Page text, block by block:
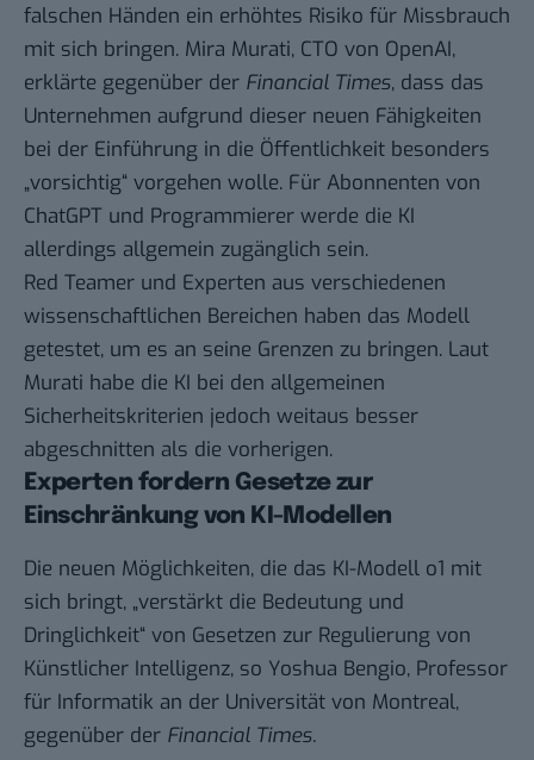
falschen Händen ein erhöhtes Risiko für Missbrauch
mit sich bringen. Mira Murati, CTO von OpenAI,
erklärte gegenüber der Financial Times, dass das
Unternehmen aufgrund dieser neuen Fähigkeiten
bei der Einführung in die Öffentlichkeit besonders
„vorsichtig“ vorgehen wolle. Für Abonnenten von
ChatGPT und Programmierer werde die KI
allerdings allgemein zugänglich sein.
Red Teamer und Experten aus verschiedenen
wissenschaftlichen Bereichen haben das Modell
getestet, um es an seine Grenzen zu bringen. Laut
Murati habe die KI bei den allgemeinen
Sicherheitskriterien jedoch weitaus besser
abgeschnitten als die vorherigen.
Experten fordern Gesetze zur
Einschränkung von KI-Modellen
Die neuen Möglichkeiten, die das KI-Modell o1 mit
sich bringt, „verstärkt die Bedeutung und
Dringlichkeit“ von Gesetzen zur Regulierung von
Künstlicher Intelligenz, so Yoshua Bengio, Professor
für Informatik an der Universität von Montreal,
gegenüber der Financial Times.